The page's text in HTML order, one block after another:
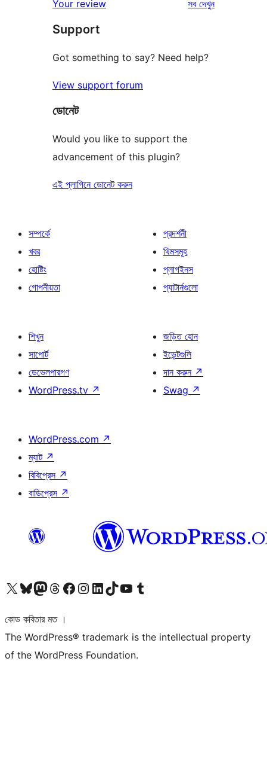
রিভিউ
স্টার
রিভিউ
Your review সবরিভিউ
দেখুন
Support
Got something to say? Need help?
View support forum
ডোনেট
Would you like to support the
advancement of this plugin?
এই প্লাগিনে ডোনেট করুন
সম্পর্কে
খবর
হোষ্টিং
গোপনীয়তা
প্রদর্শনী
থিমসমূহ
প্লাগইনস
প্যাটার্নগুলো
শিখুন
সাপোর্ট
ডেভেলপারগণ
WordPress.tv ↗
জড়িত হোন
ইভেন্টগুলি
দান করুন ↗
Swag ↗
WordPress.com ↗
ম্যাট ↗
বিবিপ্রেস ↗
বাডিপ্রেস ↗
আমাদের X (আগের টুইটার) অ্যাকাউন্টে যানআমাদের Bluesky অ্যাকাউন্টটি দেখুনআমাদের মাস্টোডন অ্যাকাউন্টটি দেখুনআমাদের থ্রেডস অ্যাকাউন্টটি দেখুনআমাদের ফেসবুক পেজ দেখুনআমাদের ইন্সটাগ্রাম অ্যাকাউন্ট দেখুনআমাদের লিঙ্কডইন অ্যাকাউন্টে যানআমাদের TikTok অ্যাকাউন্টটি দেখুনআমাদের ইউটিউব চ্যানেলে যান আমাদের টাম্বলার অ্যাকাউন্ট দেখুন
কোড কবিতার মত ।
The WordPress® trademark is the intellectual property
of the WordPress Foundation.